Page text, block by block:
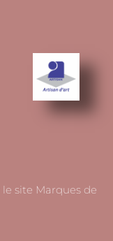
site Marques de